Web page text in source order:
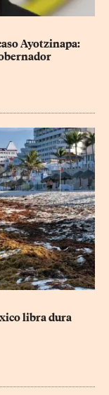
Ayotzinapa:
libra dura